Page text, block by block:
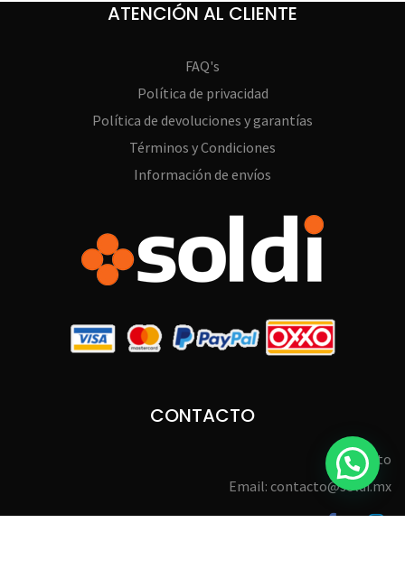
ATENCIÓN AL CLIENTE
FAQ's
Política de privacidad
Política de devoluciones y garantías
Términos y Condiciones
Información de envíos
CONTACTO
Contacto
Email: contacto@soldi.mx